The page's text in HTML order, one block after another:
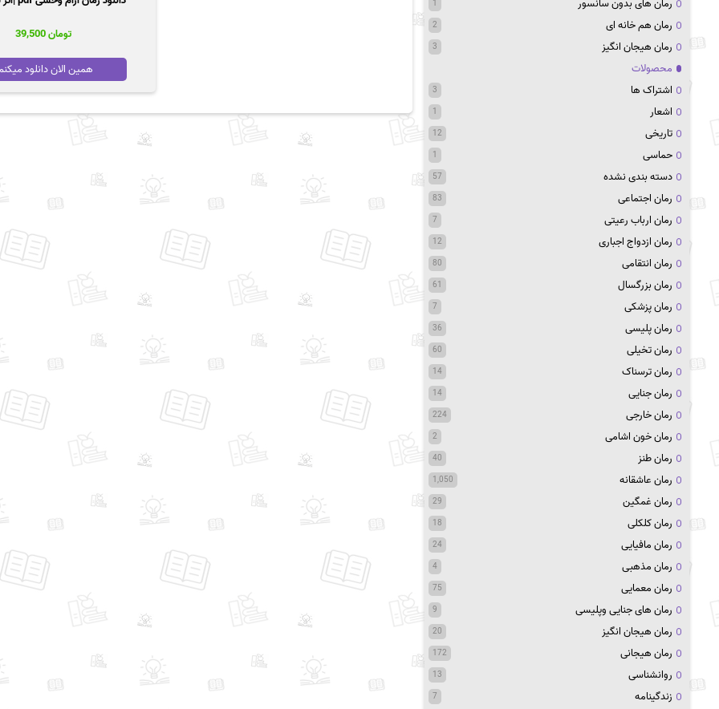
تومان
همین الان دانلود
رمان های بدون سانسور 1
رمان هم خانه ای 2
رمان هیجان انگیز 3
محصولات
اشتراک ها
3
اشعار 1
تاریخی 12
حماسی 1
دسته بندی نشده 57
رمان اجتماعی 83
رمان ارباب رعیتی 7
رمان ازدواج اجباری 12
رمان انتقامی 80
رمان بزرگسال 61
رمان پزشکی 7
رمان پلیسی 36
رمان تخیلی 60
رمان ترسناک 14
رمان جنایی 14
رمان خارجی 224
رمان خون اشامی 2
رمان طنز 40
رمان عاشقانه 1,050
رمان غمگین 29
رمان کلکلی 18
رمان مافیایی 24
رمان مذهبی 4
رمان معمایی 75
رمان های جنایی وپلیسی 9
رمان هیجان انگیز 20
رمان هیجانی 172
روانشناسی 13
زندگینامه 7